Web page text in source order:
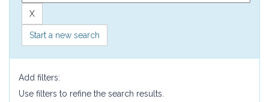
Start a new search
Add filters:
Use filters to refine the search results.